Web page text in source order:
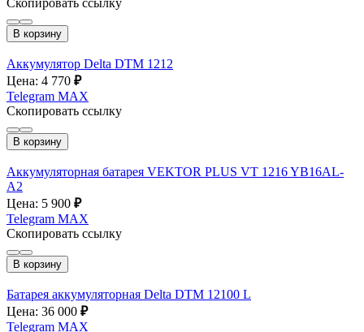
В корзину
Аккумулятор Delta DTM 1212
Цена: 4 770 ₽
Telegram MAX
Скопировать ссылку
В корзину
Аккумуляторная батарея VEKTOR PLUS VT 1216 YB16AL-
A2
Цена: 5 900 ₽
Telegram MAX
Скопировать ссылку
В корзину
Батарея аккумуляторная Delta DTM 12100 L
Цена: 36 000 ₽
Telegram MAX